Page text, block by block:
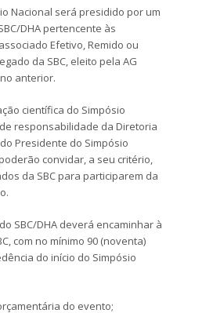
Nacional será presidido por um
DHA pertencente às
Efetivo, Remido ou
da SBC, eleito pela AG
anterior.
científica do Simpósio
responsabilidade da Diretoria
do Presidente do Simpósio
convidar, a seu critério,
da SBC para participarem da
SBC/DHA deverá encaminhar à
com no mínimo 90 (noventa)
do início do Simpósio
do evento;